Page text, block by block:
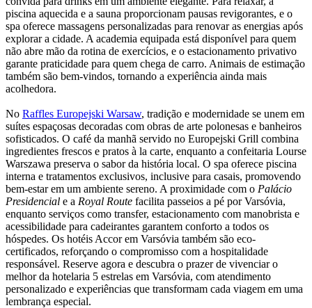
piscina aquecida e a sauna proporcionam pausas revigorantes, e o
spa oferece massagens personalizadas para renovar as energias após
explorar a cidade. A academia equipada está disponível para quem
não abre mão da rotina de exercícios, e o estacionamento privativo
garante praticidade para quem chega de carro. Animais de estimação
também são bem-vindos, tornando a experiência ainda mais
acolhedora.
No Raffles Europejski Warsaw, tradição e modernidade se unem em
suítes espaçosas decoradas com obras de arte polonesas e banheiros
sofisticados. O café da manhã servido no Europejski Grill combina
ingredientes frescos e pratos à la carte, enquanto a confeitaria Lourse
Warszawa preserva o sabor da história local. O spa oferece piscina
interna e tratamentos exclusivos, inclusive para casais, promovendo
bem-estar em um ambiente sereno. A proximidade com o Palácio
Presidencial e a Royal Route facilita passeios a pé por Varsóvia,
enquanto serviços como transfer, estacionamento com manobrista e
acessibilidade para cadeirantes garantem conforto a todos os
hóspedes. Os hotéis Accor em Varsóvia também são eco-
certificados, reforçando o compromisso com a hospitalidade
responsável. Reserve agora e descubra o prazer de vivenciar o
melhor da hotelaria 5 estrelas em Varsóvia, com atendimento
personalizado e experiências que transformam cada viagem em uma
lembrança especial.